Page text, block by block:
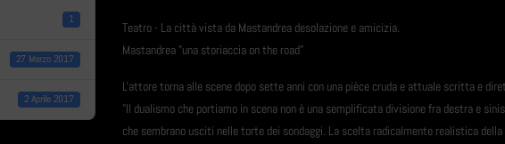
1
27 Marzo 2017
2 Aprile 2017
Teatro - La città vista da Mastandrea desolazione e amicizia.
Mastandrea "una storiaccia on the road"
L'attore torna alle scene dopo sette anni con una pièce cruda e attuale scritta e
"Il dualismo che portiamo in scena non è una semplificata divisione fra destra e
che sembrano usciti nelle torte dei sondaggi. La scelta radicalmente realistica